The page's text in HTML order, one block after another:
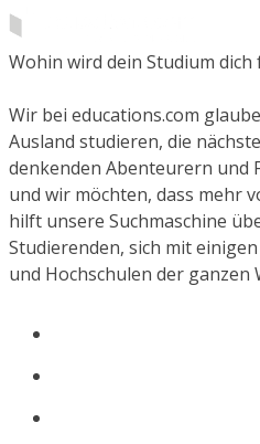
Wohin wird dein Studium dich
Wir bei educations.com
Ausland studieren, die
denkenden Abenteurern und
und wir möchten, dass mehr
hilft unsere Suchmaschine
Studierenden, sich mit
und Hochschulen der ganzen